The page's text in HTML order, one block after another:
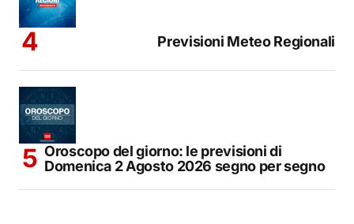
Previsioni Meteo Regionali
Oroscopo del giorno: le previsioni di
Domenica 2 Agosto 2026 segno per segno